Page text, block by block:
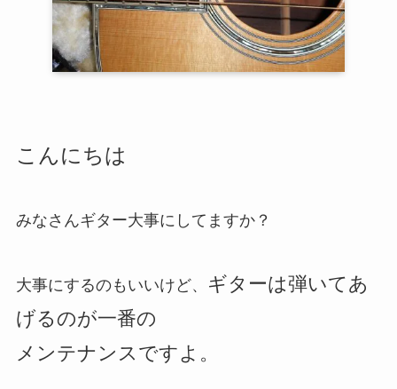
こんにちは
みなさんギター大事にしてますか？
大事にするのもいいけど、
ギターは弾いてあ
げるのが一番の
メンテナンスですよ。